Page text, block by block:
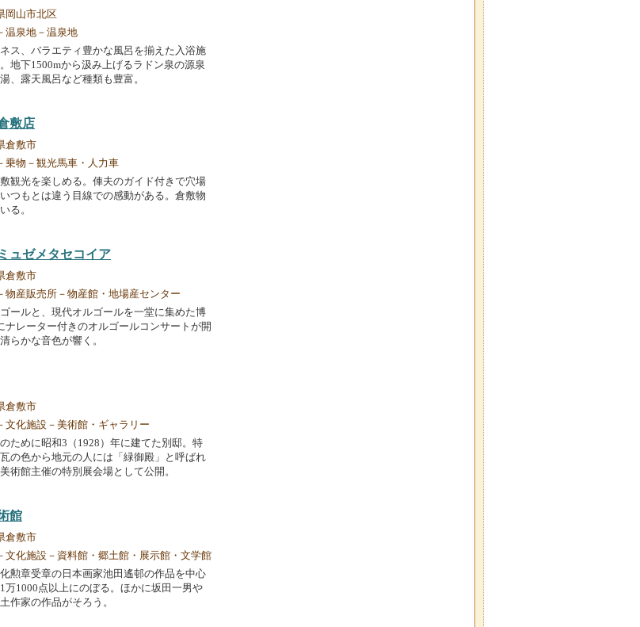
岡山市北区
温泉地－温泉地
ス、バラエティ豊かな風呂を揃えた入浴施
地下1500mから汲み上げるラドン泉の源泉
、露天風呂など種類も豊富。
敷店
倉敷市
乗物－観光馬車・人力車
観光を楽しめる。俥夫のガイド付きで穴場
つもとは違う目線での感動がある。倉敷物
る。
ュゼメタセコイア
倉敷市
物産販売所－物産館・地場産センター
ールと、現代オルゴールを一堂に集めた博
ナレーター付きのオルゴールコンサートが開
らかな音色が響く。
倉敷市
文化施設－美術館・ギャラリー
ために昭和3（1928）年に建てた別邸。特
の色から地元の人には「緑御殿」と呼ばれ
術館主催の特別展会場として公開。
館
倉敷市
文化施設－資料館・郷土館・展示館・文学館
勲章受章の日本画家池田遙邨の作品を中心
万1000点以上にのぼる。ほかに坂田一男や
作家の作品がそろう。